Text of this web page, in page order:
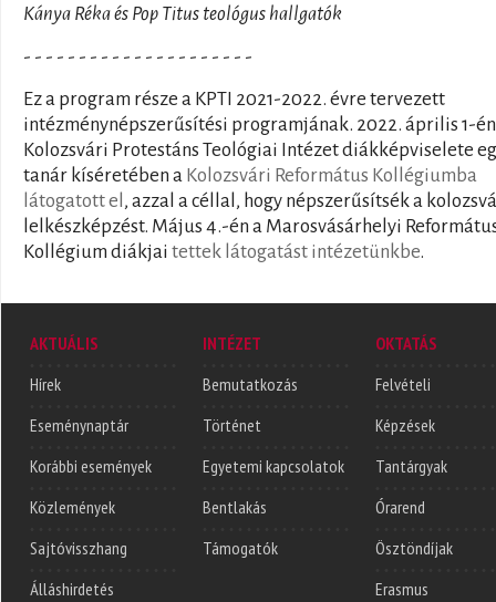
Kánya Réka és Pop Titus teológus hallgatók
- - - - - - - - - - - - - - - - - - - - -
Ez a program része a KPTI 2021-2022. évre tervezett
intézménynépszerűsítési programjának. 2022. április 1-
Kolozsvári Protestáns Teológiai Intézet diákképviselete
tanár kíséretében a Kolozsvári Református Kollégiumba
látogatott el , azzal a céllal, hogy népszerűsítsék a
lelkészképzést. Május 4.-én a Marosvásárhelyi
Kollégium diákjai tettek látogatást intézetünkbe.
AKTUÁLIS
Hírek
Eseménynaptár
Korábbi események
Közlemények
Sajtóvisszhang
Álláshirdetés
INTÉZET
Bemutatkozás
Történet
Egyetemi kapcsolatok
Bentlakás
Támogatók
OKTATÁS
Felvételi
Képzések
Tantárgyak
Órarend
Ösztöndíjak
Erasmus